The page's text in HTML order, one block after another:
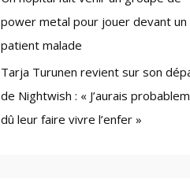
power metal pour jouer devant un
patient malade
Tarja Turunen revient sur son
de Nightwish : « J’aurais
dû leur faire vivre l’enfer »